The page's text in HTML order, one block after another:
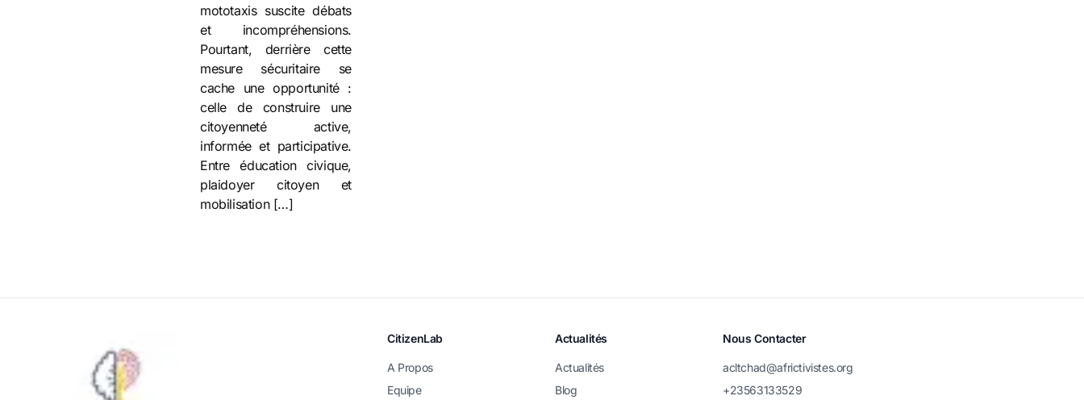
mototaxis suscite débats
et incompréhensions.
Pourtant, derrière cette
mesure sécuritaire se
cache une opportunité :
celle de construire une
citoyenneté active,
informée et participative.
Entre éducation civique,
plaidoyer citoyen et
mobilisation […]
CitizenLab
A Propos
Equipe
Actualités
Actualités
Blog
Nous Contacter
acltchad@africtivistes.org
+23563133529